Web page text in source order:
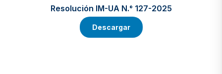
Resolución IM-UA N.° 127-2025
Descargar